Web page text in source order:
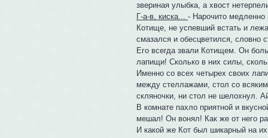
звериная улыбка, а хвост
Г-а-в, киска...- Нарочито медленно
Котище, не успевший встать и
смазался и обесцветился, словно
Его всегда звали Котищем. Он
лапищи! Сколько в них силы,
Именно со всех четырех своих
между стеллажами, стол со
скляночки, ни стол не шелохнул.
В комнате пахло приятной и
мешал! Он вонял! Как же от него
И какой же Кот был шикарный на